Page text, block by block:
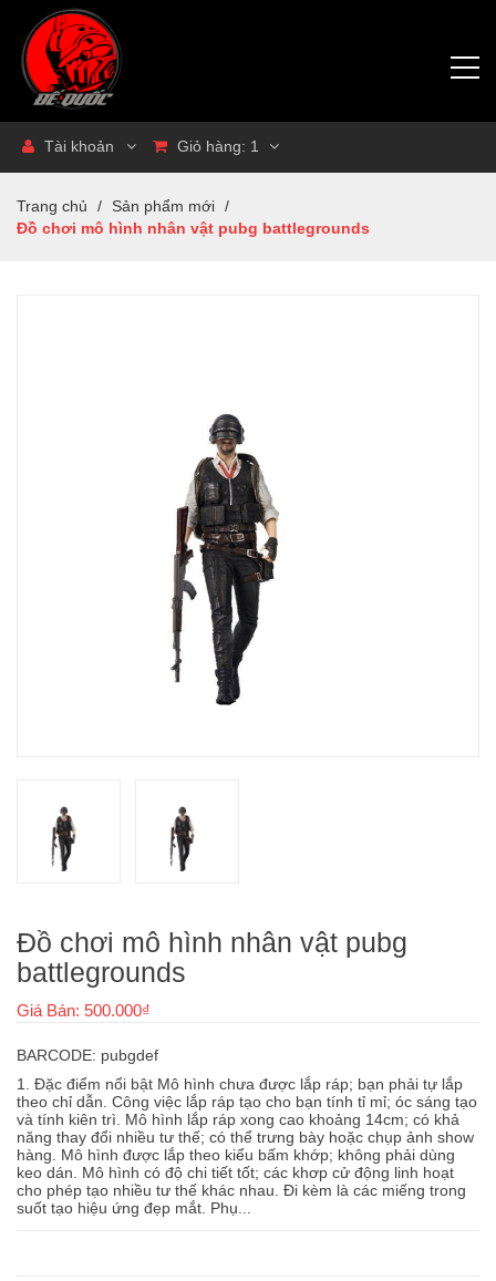
Tài khoản Giỏ hàng: 1
Trang chủ / Sản phẩm mới /
Đồ chơi mô hình nhân vật pubg battlegrounds
Đồ chơi mô hình nhân vật pubg
battlegrounds
Giá Bán: 500.000₫
BARCODE: pubgdef
1. Đặc điểm nổi bật Mô hình chưa được lắp ráp; bạn phải tự lắp
theo chỉ dẫn. Công việc lắp ráp tạo cho bạn tính tỉ mỉ; óc sáng tạo
và tính kiên trì. Mô hình lắp ráp xong cao khoảng 14cm; có khả
năng thay đổi nhiều tư thế; có thể trưng bày hoặc chụp ảnh show
hàng. Mô hình được lắp theo kiểu bấm khớp; không phải dùng
keo dán. Mô hình có độ chi tiết tốt; các khơp cử động linh hoạt
cho phép tạo nhiều tư thế khác nhau. Đi kèm là các miếng trong
suốt tạo hiệu ứng đẹp mắt. Phụ...